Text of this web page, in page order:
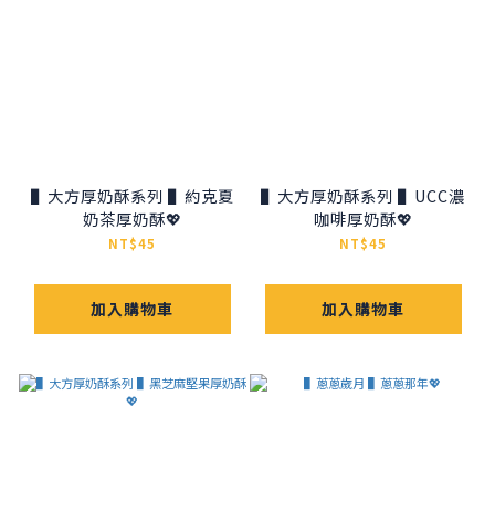
▌大方厚奶酥系列 ▌約克夏
奶茶厚奶酥💖
NT$45
加入購物車
▌大方厚奶酥系列 ▌UCC濃
咖啡厚奶酥💖
NT$45
加入購物車